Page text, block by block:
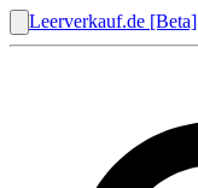
Leerverkauf.de [Beta]